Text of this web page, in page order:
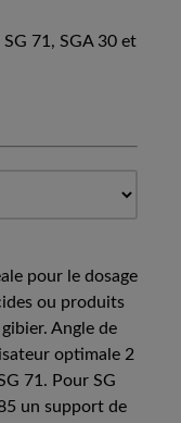
71, SGA 30 et
pour le dosage
ou produits
Angle de
optimale 2
71. Pour SG
un support de